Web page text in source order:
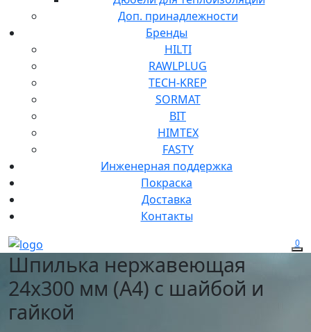
Доп. принадлежности
Бренды
HILTI
RAWLPLUG
TECH-KREP
SORMAT
BIT
HIMTEX
FASTY
Инженерная поддержка
Покраска
Доставка
Контакты
0
Шпилька нержавеющая
24х300 мм (А4) с шайбой и
гайкой